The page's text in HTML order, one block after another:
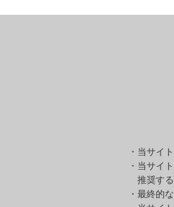
・当サイ
・当サイ
推奨す
・最終的